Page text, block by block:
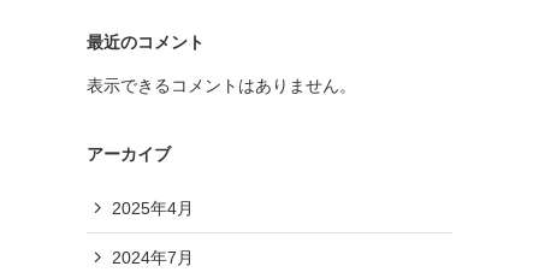
最近のコメント
表示できるコメントはありません。
アーカイブ
2025年4月
2024年7月